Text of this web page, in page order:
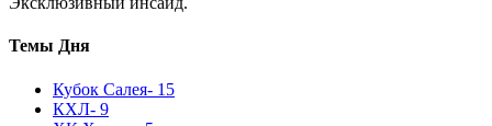
Темы Дня
Кубок Салея- 15
КХЛ- 9